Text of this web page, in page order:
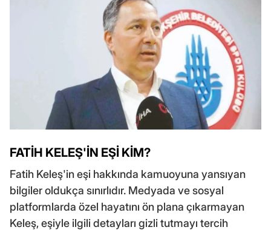
FATİH KELEŞ'İN EŞİ KİM?
Fatih Keleş'in eşi hakkında kamuoyuna yansıyan
bilgiler oldukça sınırlıdır. Medyada ve sosyal
platformlarda özel hayatını ön plana çıkarmayan
Keleş, eşiyle ilgili detayları gizli tutmayı tercih